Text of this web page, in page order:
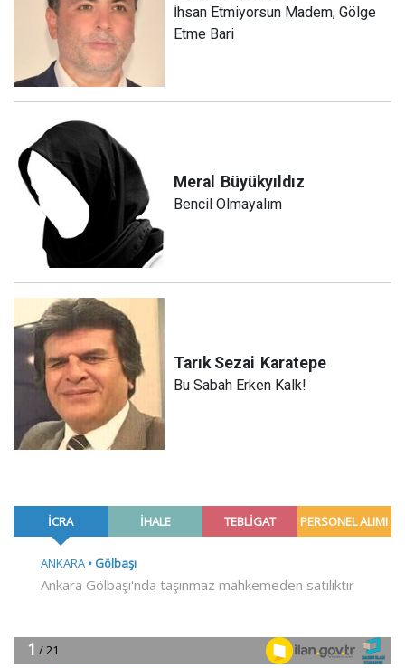
İhsan Etmiyorsun Madem, Gölge
Etme Bari
Meral Büyükyıldız
Bencil Olmayalım
Tarık Sezai Karatepe
Bu Sabah Erken Kalk!